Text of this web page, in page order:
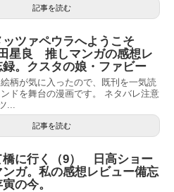
記事を読む
ツァペウラへようこそ
星良 推しマンガの感想レ
録。クスタの娘・ファビー
柄が気に入ったので、既刊を一気読
ドを舞台の漫画です。 ネタバレ注意
...
記事を読む
橋に行く（9） 日高ショー
ガ。私の感想レビュー備忘
の今。